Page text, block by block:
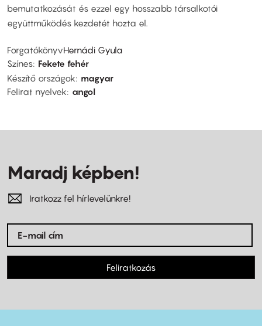
bemutatkozását és ezzel egy hosszabb társalkotói
együttműködés kezdetét hozta el.
ForgatókönyvHernádi Gyula
Színes Fekete fehér
Készítő országok
magyar
Felirat nyelvek
angol
Maradj képben!
Iratkozz fel hírlevelünkre!
Feliratkozás